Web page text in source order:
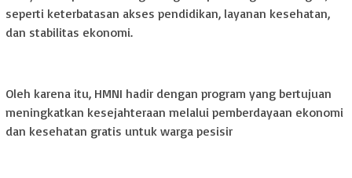
seperti keterbatasan akses pendidikan, layanan kesehatan,
dan stabilitas ekonomi.
Oleh karena itu, HMNI hadir dengan program yang bertujuan
meningkatkan kesejahteraan melalui pemberdayaan ekonomi
dan kesehatan gratis untuk warga pesisir